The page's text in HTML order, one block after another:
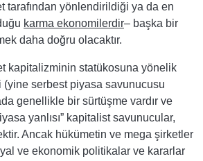
tarafından yönlendirildiği ya da en
karma ekonomilerdir– başka bir
daha doğru olacaktır.
kapitalizminin statükosuna yönelik
serbest piyasa savunucusu
genellikle bir sürtüşme vardır ve
yanlısı” kapitalist savunucular,
Ancak hükümetin ve mega şirketler
ve ekonomik politikalar ve kararlar